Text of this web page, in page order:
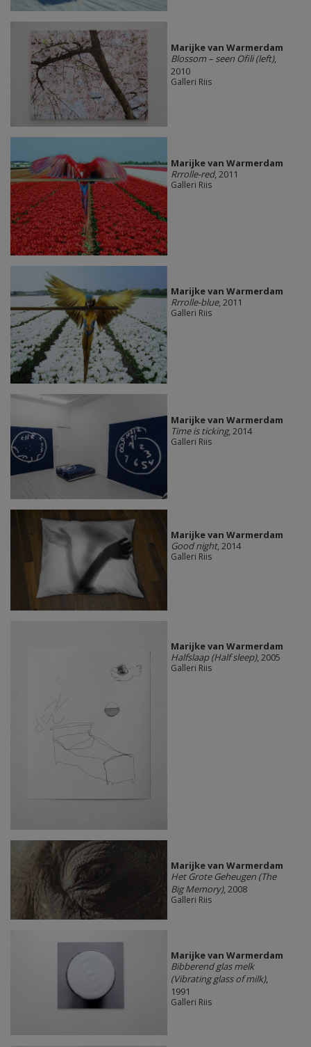
Marijke van Warmerdam
Blossom – seen Ofili (left),
2010
Galleri Riis
Marijke van Warmerdam
Rrrolle-red, 2011
Galleri Riis
Marijke van Warmerdam
Rrrolle-blue, 2011
Galleri Riis
Marijke van Warmerdam
Time is ticking, 2014
Galleri Riis
Marijke van Warmerdam
Good night, 2014
Galleri Riis
Marijke van Warmerdam
Halfslaap (Half sleep), 2005
Galleri Riis
Marijke van Warmerdam
Het Grote Geheugen (The
Big Memory), 2008
Galleri Riis
Marijke van Warmerdam
Bibberend glas melk
(Vibrating glass of milk),
1991
Galleri Riis